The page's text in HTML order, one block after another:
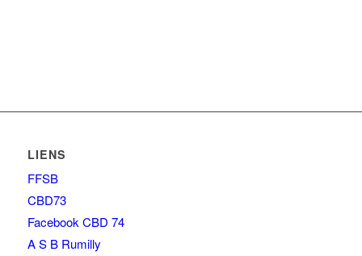
LIENS
FFSB
CBD73
Facebook CBD 74
A S B Rumilly